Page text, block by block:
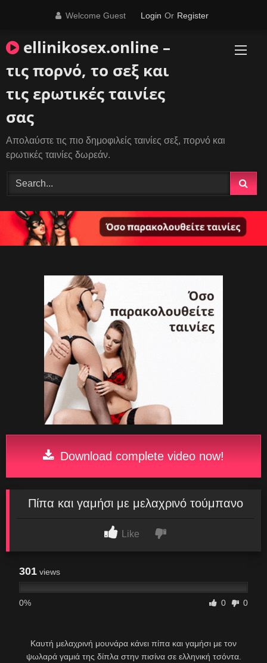
Welcome Guest Login Or Register
ellinikosex.online –
τις πορνό, το σεξ και
τις ερωτικές ταινίες
σας
Απολαύστε τις πιο δημοφιλείς ταινίες σεξ, πορνό και
ερωτικές ταινίες δωρεάν.
Download complete video now!
Πίπα και γαμήσι με μελαχρινό τούμπανο
Like
301 views
0% 0 0
Καυτή μελαχρινή μουνάρα κάνει πίπα και γαμήσι με τον
ψωλαρά γαμιά της δίπλα στην πισίνα σε ελληνική τσόντα.